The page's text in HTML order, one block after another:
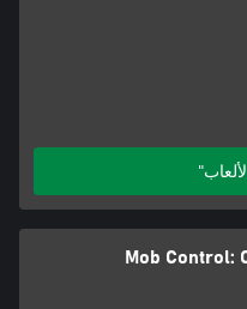
Mob Control: